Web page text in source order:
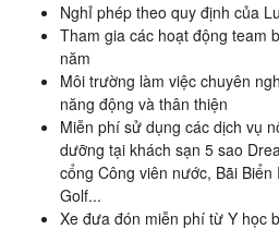
Nghỉ phép theo quy định của
Tham gia các hoạt động team
năm
Môi trường làm việc chuyên
năng động và thân thiện
Miễn phí sử dụng các dịch vụ
dưỡng tại khách sạn 5 sao
cổng Công viên nước, Bãi
Golf...
Xe đưa đón miễn phí từ Y học